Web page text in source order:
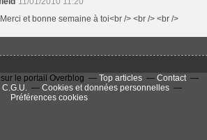
et bonne semaine à toi<br /> <br /> <br />
sur le portail Overblog Top articles
Contact
C.G.U.
Cookies et données personnelles
Préférences cookies